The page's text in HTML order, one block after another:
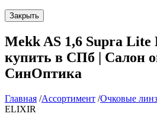
Закрыть
Mekk AS 1,6 Supra
купить в СПб | Салон
СинОптика
Главная /Ассортимент /Очковые
ELIXIR